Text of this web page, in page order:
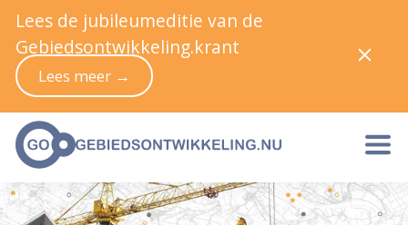
Lees de jubileumeditie van de
Gebiedsontwikkeling.krant
Lees meer →